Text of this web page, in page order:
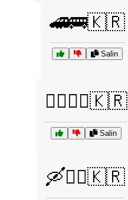
🚄🚌🇰🇷
Salin
🚶‍♂️🚶‍♀️🇰🇷
Salin
🛶🏄‍♀️🇰🇷